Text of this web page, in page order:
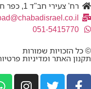
רח' צעירי חב"ד 1, כפר חב"ד
051-5415770
© כל הזכויות שמורות
תקנון האתר ומדיניות